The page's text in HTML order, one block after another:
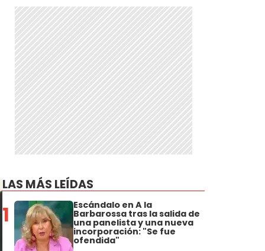
LAS MÁS LEÍDAS
1 Escándalo en A la
Barbarossa tras la salida de
una panelista y una nueva
incorporación: "Se fue
ofendida"